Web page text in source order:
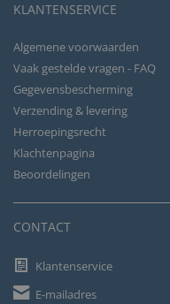
KLANTENSERVICE
Algemene voorwaarden
Vaak gestelde vragen - FAQ
Gegevensbescherming
Verzending & levering
Herroepingsrecht
Klachtenpagina
Beoordelingen
CONTACT
Klantenservice
E-mailadres